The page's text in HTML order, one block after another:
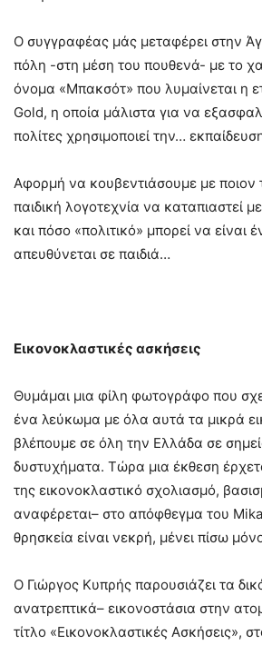
Ο συγγραφέας μάς μεταφέρει στην
πόλη -στη μέση του πουθενά- με το
όνομα «Μπακσότ» που λυμαίνεται η
Gold, η οποία μάλιστα για να
πολίτες χρησιμοποιεί την…
Αφορμή να κουβεντιάσουμε με ποιον
παιδική λογοτεχνία να καταπιαστεί
και πόσο «πολιτικό» μπορεί να είναι
απευθύνεται σε παιδιά…
Εικονοκλαστικές ασκήσεις
Θυμάμαι μια φίλη φωτογράφο που
ένα λεύκωμα με όλα αυτά τα μικρά
βλέπουμε σε όλη την Ελλάδα σε
δυστυχήματα. Τώρα μια έκθεση
της εικονοκλαστικό σχολιασμό,
αναφέρεται– στο απόφθεγμα του
θρησκεία είναι νεκρή, μένει πίσω
Ο Γιώργος Κυπρής παρουσιάζει τα
ανατρεπτικά– εικονοστάσια στην
τίτλο «Εικονοκλαστικές Ασκήσεις»,